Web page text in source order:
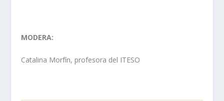
MODERA:
Catalina Morfín, profesora del ITESO